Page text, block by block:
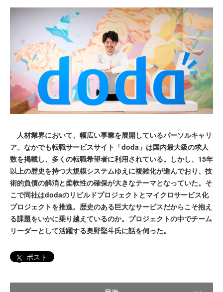
人材業界において、幅広い事業を展開しているパーソルキャリ
ア。なかでも転職サービスサイト「doda」は国内最大級の求人
数を掲載し、多くの転職希望者に利用されている。しかし、15年
以上の歴史を持つ大規模システムゆえに複雑化が進んでおり、技
術的負債の解消と柔軟性の確保が大きなテーマとなっていた。そ
こで同社はdodaのリビルドプロジェクトとマイクロサービス化
プロジェクトを推進。歴史のある巨大なサービスだからこそ抱え
る課題をいかに乗り越えているのか。プロジェクトの中でチーム
リーダーとして活躍する奥野堅斗氏に話を伺った。
ポスト